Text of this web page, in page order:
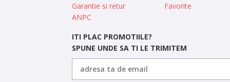
Garantie si retur
ANPC
Favorite
ITI PLAC PROMOTIILE?
SPUNE UNDE SA TI LE TRIMITEM